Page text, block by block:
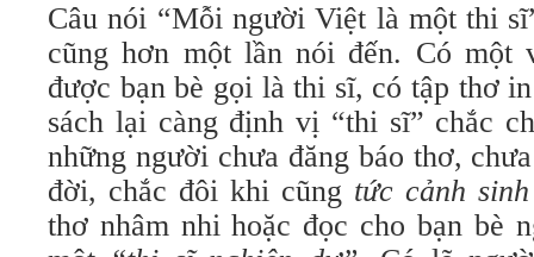
Câu nói “Mỗi người Việt là một thi
cũng hơn một lần nói đến. Có một
được bạn bè gọi là thi sĩ, có tập thơ
sách lại càng định vị “thi sĩ” chắc
những người chưa đăng báo thơ,
đời, chắc đôi khi cũng tức cảnh
thơ nhâm nhi hoặc đọc cho bạn bè